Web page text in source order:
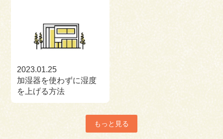
2023.01.25
加湿器を使わずに湿度
を上げる方法
もっと見る